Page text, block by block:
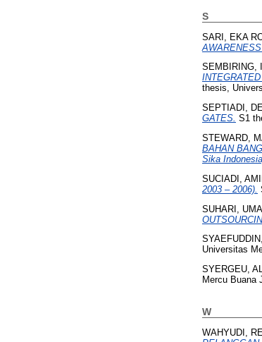
S
SARI, EKA
SEMBIRING,
thesis,
SEPTIADI,
GATES. S1
STEWARD,
BAHAN
Sika
SUCIADI,
2003 – 2006).
SUHARI,
Universitas
SYERGEU,
Mercu Buana
W
WAHYUDI,